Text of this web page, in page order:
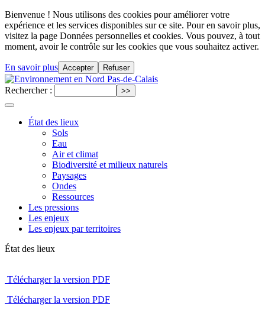
Bienvenue ! Nous utilisons des cookies pour améliorer votre
expérience et les services disponibles sur ce site. Pour en savoir plus,
visitez la page Données personnelles et cookies. Vous pouvez, à tout
moment, avoir le contrôle sur les cookies que vous souhaitez activer.
En savoir plus Accepter Refuser
Rechercher :
État des lieux
Sols
Eau
Air et climat
Biodiversité et milieux naturels
Paysages
Ondes
Ressources
Les pressions
Les enjeux
Les enjeux par territoires
État des lieux
Télécharger la version PDF
Télécharger la version PDF